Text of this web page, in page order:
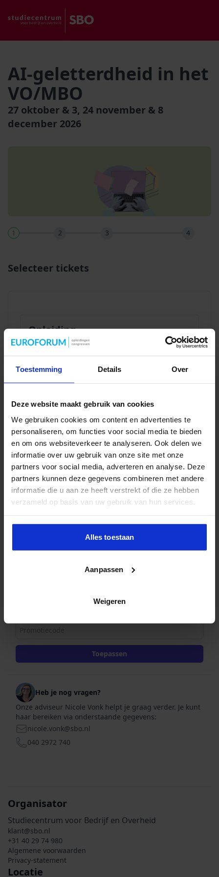
Toestemming Details Over
Deze website maakt gebruik van cookies
We gebruiken cookies om content en advertenties te
personaliseren, om functies voor social media te bieden
en om ons websiteverkeer te analyseren. Ook delen we
informatie over uw gebruik van onze site met onze
partners voor social media, adverteren en analyse. Deze
partners kunnen deze gegevens combineren met andere
informatie die u aan ze heeft verstrekt of die ze hebben
verzameld op basis van uw gebruik van hun services.
Alles toestaan
Aanpassen
Weigeren
AI-geletterdheid in het
VO/MBO
27 oktober & 3, 24 november & 8
december 2026
1 2 3 4
Selecteer tickets
Opleiding
4-daagse cursus AI-
geletterdheid in het
VO/MBO
2026
2.399,00
Volgende
Aanmelding
1x
4-daagse cursus AI-geletterdheid in het
Wis alle gegevens
Promotiecode
Toepassen
Heb je nog vragen?
Onze adviseur Nicole Vonk helpt je graag verder. Je kunt
haar bereiken via onderstaande gegevens:
E-mailnicole.vonk@sbo.nl
Telefoon
040 2972 740
Organisator
Studiecentrum voor Bedrijf en Overheid
klant@sbo.nl
+31 40 29 74 980
Algemene voorwaarden
Privacy-statement
Locatie